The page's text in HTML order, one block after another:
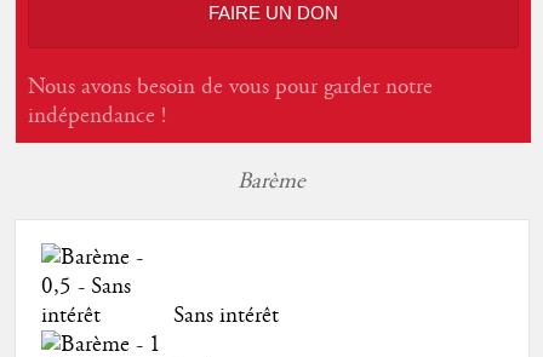
FAIRE UN DON
Nous avons besoin de vous pour garder notre
indépendance !
Barème
Sans intérêt